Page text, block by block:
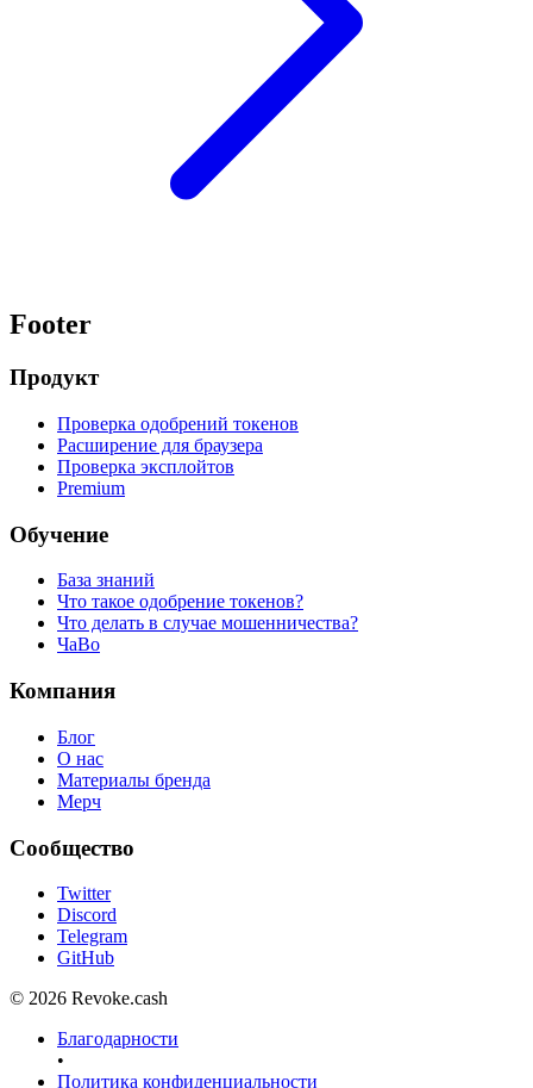
Footer
Продукт
Проверка одобрений токенов
Расширение для браузера
Проверка эксплойтов
Premium
Обучение
База знаний
Что такое одобрение токенов?
Что делать в случае мошенничества?
ЧаВо
Компания
Блог
О нас
Материалы бренда
Мерч
Сообщество
Twitter
Discord
Telegram
GitHub
© 2026 Revoke.cash
Благодарности
•
Политика конфиденциальности